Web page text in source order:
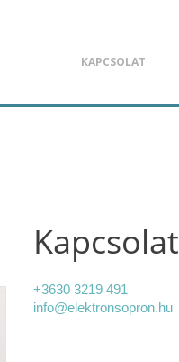
KAPCSOLAT
Kapcsolat
+3630 3219 491
info@elektronsopron.hu